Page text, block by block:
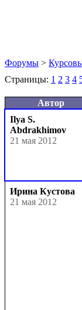
Форумы >
Страницы: 1 2 3 4
Автор
Ilya S.
Abdrakhimov
21 мая 2012
Ирина Кустова
21 мая 2012